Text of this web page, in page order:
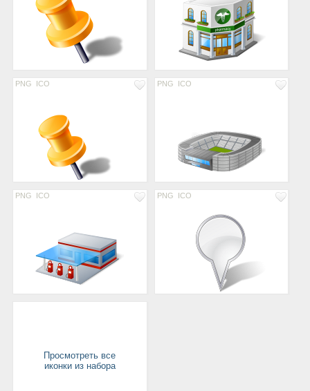
PNG ICO PNG ICO
PNG ICO PNG ICO
Просмотреть все
иконки из набора